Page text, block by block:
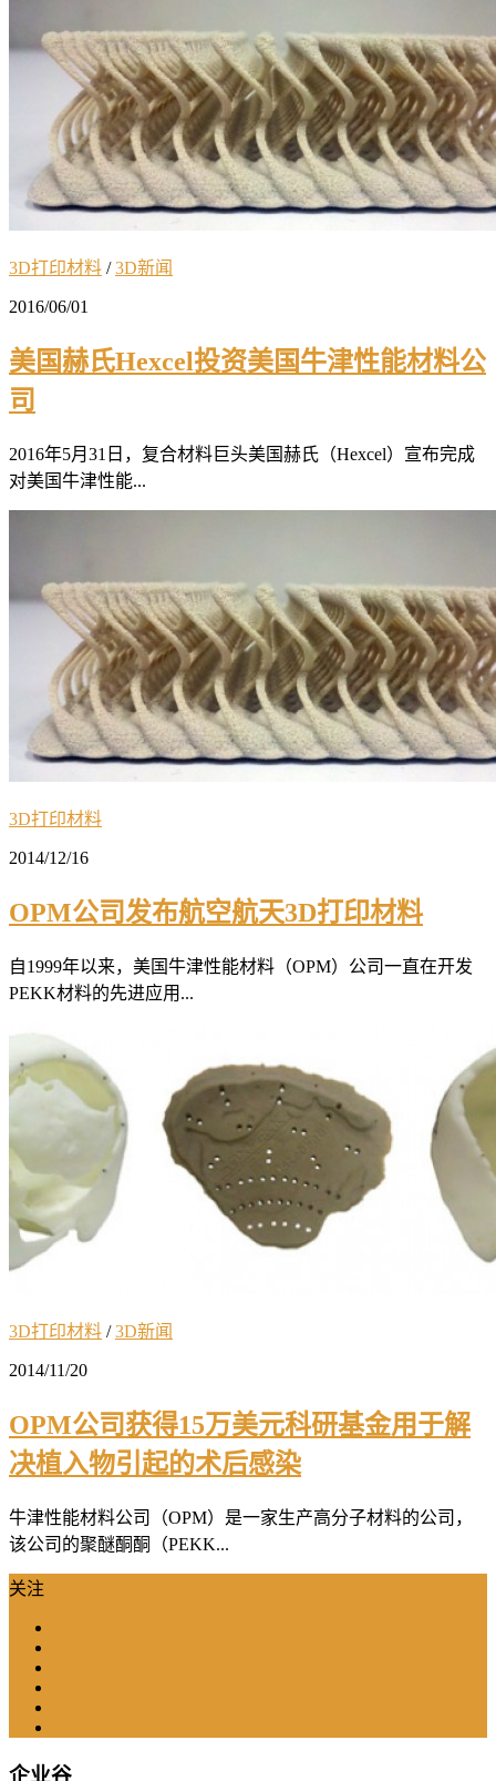
3D打印材料 /3D新闻
2016/06/01
美国赫氏Hexcel投资美国牛津性能材料公
司
2016年5月31日，复合材料巨头美国赫氏（Hexcel）宣布完成
对美国牛津性能...
3D打印材料
2014/12/16
OPM公司发布航空航天3D打印材料
自1999年以来，美国牛津性能材料（OPM）公司一直在开发
PEKK材料的先进应用...
3D打印材料 /3D新闻
2014/11/20
OPM公司获得15万美元科研基金用于解
决植入物引起的术后感染
牛津性能材料公司（OPM）是一家生产高分子材料的公司，
该公司的聚醚酮酮（PEKK...
关注
企业谷